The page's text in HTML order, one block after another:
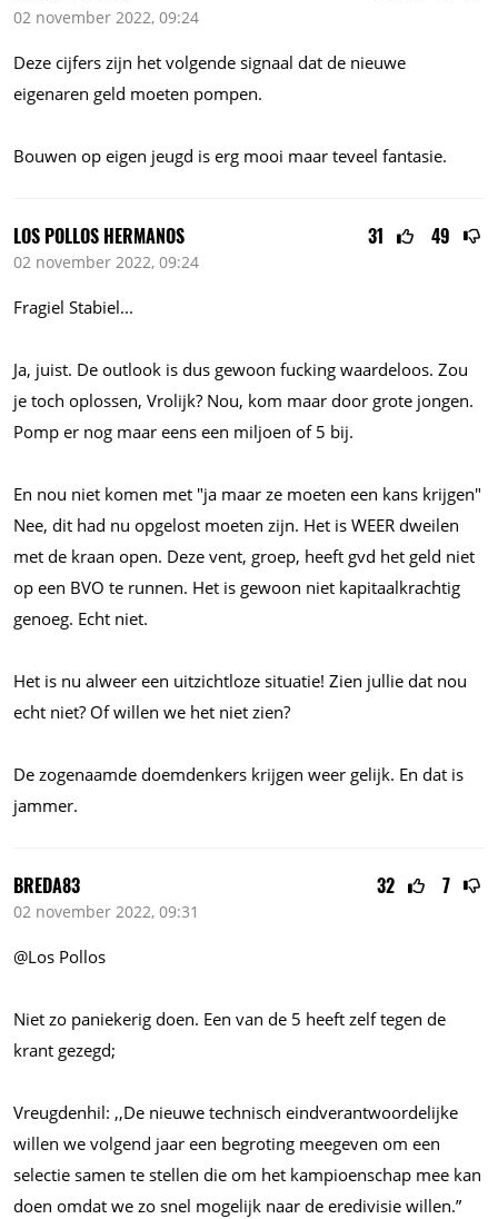
02 november 2022, 09:24
Deze cijfers zijn het volgende signaal dat de nieuwe
eigenaren geld moeten pompen.
Bouwen op eigen jeugd is erg mooi maar teveel fantasie.
31 49
LOS POLLOS HERMANOS
02 november 2022, 09:24
Fragiel Stabiel...
Ja, juist. De outlook is dus gewoon fucking waardeloos. Zou
je toch oplossen, Vrolijk? Nou, kom maar door grote jongen.
Pomp er nog maar eens een miljoen of 5 bij.
En nou niet komen met "ja maar ze moeten een kans krijgen"
Nee, dit had nu opgelost moeten zijn. Het is WEER dweilen
met de kraan open. Deze vent, groep, heeft gvd het geld niet
op een BVO te runnen. Het is gewoon niet kapitaalkrachtig
genoeg. Echt niet.
Het is nu alweer een uitzichtloze situatie! Zien jullie dat nou
echt niet? Of willen we het niet zien?
De zogenaamde doemdenkers krijgen weer gelijk. En dat is
jammer.
32 7
BREDA83
02 november 2022, 09:31
@Los Pollos
Niet zo paniekerig doen. Een van de 5 heeft zelf tegen de
krant gezegd;
Vreugdenhil: ,,De nieuwe technisch eindverantwoordelijke
willen we volgend jaar een begroting meegeven om een
selectie samen te stellen die om het kampioenschap mee kan
doen omdat we zo snel mogelijk naar de eredivisie willen.”